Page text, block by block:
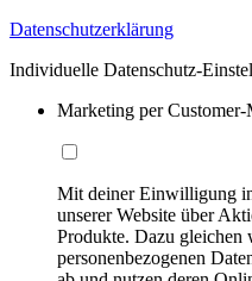
Datenschutzerklärung
Individuelle Datenschutz-
Marketing per Customer-
Mit deiner Einwilligung
unserer Website über
Produkte. Dazu gleichen
personenbezogenen